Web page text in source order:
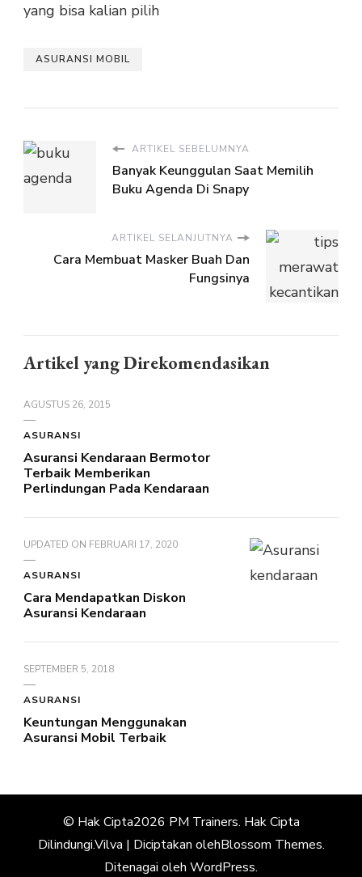
yang bisa kalian pilih
ASURANSI MOBIL
ARTIKEL SEBELUMNYA
Banyak Keunggulan Saat Memilih
Buku Agenda Di Snapy
ARTIKEL SELANJUTNYA
Cara Membuat Masker Buah Dan
Fungsinya
Artikel yang Direkomendasikan
AGUSTUS 26, 2015
ASURANSI
Asuransi Kendaraan Bermotor
Terbaik Memberikan
Perlindungan Pada Kendaraan
UPDATED ON FEBRUARI 17, 2020
ASURANSI
Cara Mendapatkan Diskon
Asuransi Kendaraan
SEPTEMBER 5, 2018
ASURANSI
Keuntungan Menggunakan
Asuransi Mobil Terbaik
© Hak Cipta2026 PM Trainers. Hak Cipta
Dilindungi.Vilva | Diciptakan olehBlossom Themes.
Ditenagai oleh WordPress.